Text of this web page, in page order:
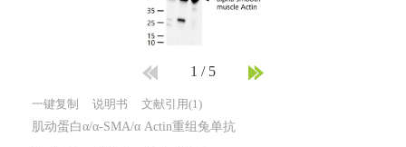
1 / 5
一键复制 说明书 文献引用(1)
肌动蛋白α/α-SMA/α Actin重组兔单抗